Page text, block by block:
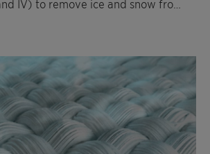
IV) to remove ice and snow from